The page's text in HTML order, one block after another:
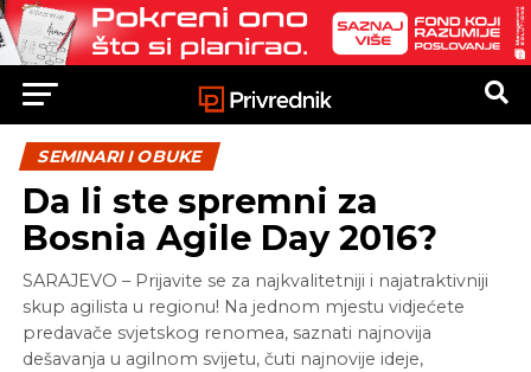
SEMINARI I OBUKE
Da li ste spremni za
Bosnia Agile Day 2016?
SARAJEVO – Prijavite se za najkvalitetniji i najatraktivniji
skup agilista u regionu! Na jednom mjestu vidjećete
predavače svjetskog renomea, saznati najnovija
dešavanja u agilnom svijetu, čuti najnovije ideje,